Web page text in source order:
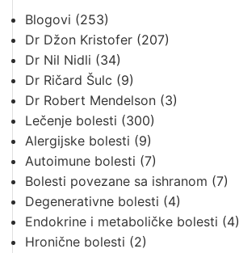
Blogovi (253)
Dr Džon Kristofer (207)
Dr Nil Nidli (34)
Dr Ričard Šulc (9)
Dr Robert Mendelson (3)
Lečenje bolesti (300)
Alergijske bolesti (9)
Autoimune bolesti (7)
Bolesti povezane sa ishranom (7)
Degenerativne bolesti (4)
Endokrine i metaboličke bolesti (4)
Hronične bolesti (2)